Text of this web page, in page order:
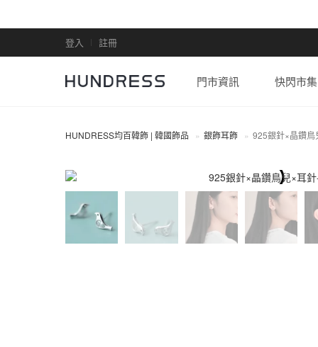
登入 註冊
門市資訊 快閃市集
HUNDRESS均百韓飾 | 韓國飾品 銀飾耳飾 925銀針×晶鑽鳥
全部商品